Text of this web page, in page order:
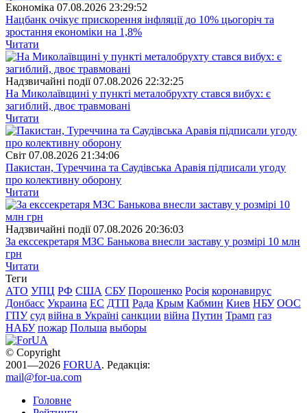
Економіка 07.08.2026 23:29:52
Нацбанк очікує прискорення інфляції до 10% цьогоріч та
зростання економіки на 1,8%
Читати
Надзвичайні події 07.08.2026 22:32:25
На Миколаївщині у пункті металобрухту стався вибух: є
загиблий, двоє травмовані
Читати
Свiт 07.08.2026 21:34:06
Пакистан, Туреччина та Саудівська Аравія підписали угоду
про колективну оборону
Читати
Надзвичайні події 07.08.2026 20:36:03
За екссекретаря МЗС Банькова внесли заставу у розмірі 10 млн
грн
Читати
Теги
АТО УПЦ РФ США СБУ Порошенко Росія коронавирус
Донбасс Украина ЕС ДТП Рада Крым Кабмин Киев НБУ ООС
ГПУ суд війна в Україні санкции війна Путин Трамп газ
НАБУ пожар Польша выборы
© Copyright
2001—2026 FORUA. Редакція:
mail@for-ua.com
Головне